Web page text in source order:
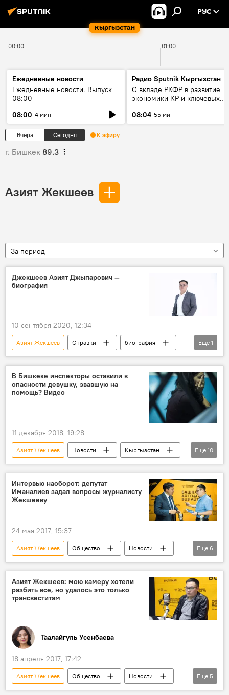
Кыргызстан
РУС
00:00 01:00
Ежедневные новости
Ежедневные новости. Выпуск
08:00
08:00 4 мин
Радио Sputnik Кыргызстан
О вкладе РКФР в развитие
экономики КР и ключевых
08:04 55 мин
Вчера Сегодня К эфиру
г. Бишкек 89.3
Азият Жекшеев
За период
Джекшеев Азият Джыпарович —
биография
10 сентября 2020, 12:34
Азият Жекшеев Справки
биография
ПП "Реформа"
Еще 1
В Бишкеке инспекторы оставили в
опасности девушку, звавшую на
помощь? Видео
11 декабря 2018, 19:28
Азият Жекшеев Новости
Кыргызстан
Происшествия
Бишкек
Болот Ибрагимов
Генеральная прокуратура
МВД
Главное управление по обеспечению безопасности дорожного движения (ГУОБДД)
автоинспектор
Еще 10
Интервью наоборот: депутат
Иманалиев задал вопросы журналисту
Жекшееву
24 мая 2017, 15:37
Азият Жекшеев Общество
Новости
Кыргызстан
Каныбек Иманалиев
ДТП
президент
интервью
Интервью наоборот
Еще 6
Азият Жекшеев: мою камеру хотели
разбить все, но удалось это только
трансвеститам
Таалайгуль Усенбаева
18 апреля 2017, 17:42
Азият Жекшеев Общество
Новости
Кыргызстан
НТС
милиция
Еще 5